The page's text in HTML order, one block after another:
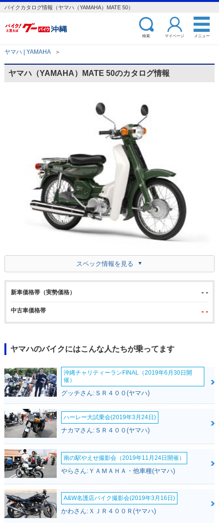
バイクカタログ情報（ヤマハ（YAMAHA）MATE 50）
検索 マイページ メニュー
ヤマハ | YAMAHA ＞
ヤマハ（YAMAHA）MATE 50のカタログ情報
スペック情報を見る
新車価格帯（実勢価格） - -
中古車価格帯 - -
ヤマハのバイクにはこんな人たちが乗ってます
沖縄チャリティーランFINAL（2019年6月30日開
催）
グッチさん:ＳＲ４００(ヤマハ)
ハーレー大試乗会(2019年3月24日)
ナカマさん:ＳＲ４００(ヤマハ)
南の駅やえせ撮影会（2019年11月24日開催）
やらさん:ＹＡＭＡＨＡ・他車種(ヤマハ)
A&W名護店バイク撮影会(2019年3月16日)
かわさん:ＸＪＲ４００Ｒ(ヤマハ)